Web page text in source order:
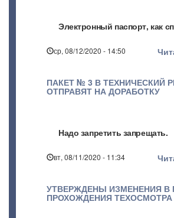
Электронный паспорт, как
ср, 08/12/2020 - 14:50
ПАКЕТ № 3 В ТЕХНИЧЕСКИЙ
ОТПРАВЯТ НА ДОРАБОТКУ
Надо запретить запрещать.
вт, 08/11/2020 - 11:34
УТВЕРЖДЕНЫ ИЗМЕНЕНИЯ В
ПРОХОЖДЕНИЯ ТЕХОСМОТРА